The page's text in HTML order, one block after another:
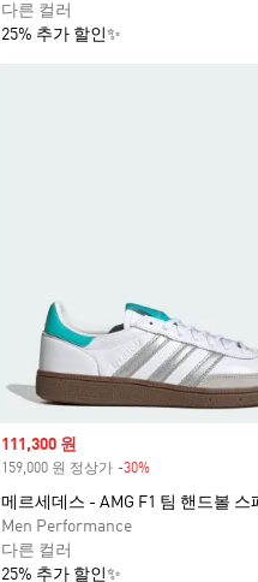
다른 컬러
25% 추가 할인✨
Sale price
111,300 원
159,000 원 정상가 -30%
메르세데스 - AMG F1 팀 핸드볼 스
Men Performance
다른 컬러
25% 추가 할인✨